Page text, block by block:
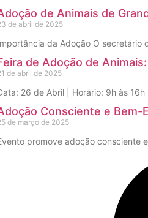
de Animais de
de abril de 2025
da Adoção O secretário
de Adoção de
de abril de 2025
26 de Abril | Horário: 9h às
Consciente e Bem-
de março de 2025
promove adoção consciente